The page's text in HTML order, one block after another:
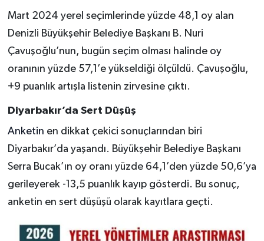
Mart 2024 yerel seçimlerinde yüzde 48,1 oy alan
Denizli Büyükşehir Belediye Başkanı B. Nuri
Çavuşoğlu’nun, bugün seçim olması halinde oy
oranının yüzde 57,1’e yükseldiği ölçüldü. Çavuşoğlu,
+9 puanlık artışla listenin zirvesine çıktı.
Diyarbakır’da Sert Düşüş
Anketin en dikkat çekici sonuçlarından biri
Diyarbakır’da yaşandı. Büyükşehir Belediye Başkanı
Serra Bucak’ın oy oranı yüzde 64,1’den yüzde 50,6’ya
gerileyerek -13,5 puanlık kayıp gösterdi. Bu sonuç,
anketin en sert düşüşü olarak kayıtlara geçti.